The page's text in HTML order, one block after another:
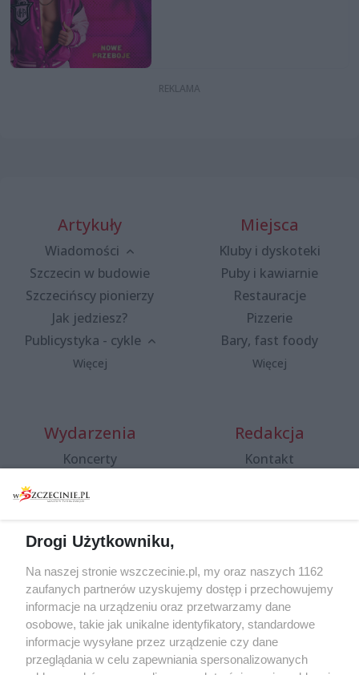
Artykuły
Wiadomości
Szczecin w budowie
Szczecińscy pionierzy
Jak jedziesz?
Publicystyka - cykle
Więcej
Miejsca
Kluby i dyskoteki
Puby i kawiarnie
Restauracje
Pizzerie
Bary, fast foody
Więcej
Wydarzenia
Koncerty
Spacery i oprowadzania
targi
Wernisaże
Więcej
Redakcja
Kontakt
Specjalny koncert z okazji
20. urodzin portalu
wSzczecinie.pl
Regulamin konkursów
śniadaniówka "Hej
Szczecin! Jest piątek!"
Drogi Użytkowniku,
Na naszej stronie wszczecinie.pl, my oraz naszych 1162
zaufanych partnerów uzyskujemy dostęp i przechowujemy
informacje na urządzeniu oraz przetwarzamy dane
osobowe, takie jak unikalne identyfikatory, standardowe
informacje wysyłane przez urządzenie czy dane
przeglądania w celu zapewniania spersonalizowanych